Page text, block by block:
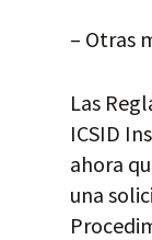
– Otras
Las
ICSID
ahora
una